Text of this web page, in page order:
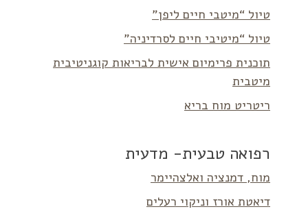
טיול “מיטבי חיים ליפן”
טיול “מיטיבי חיים לסרדיניה”
תוכנית פרימיום אישית לבריאות קוגניטיבית
מיטבית
ריטריט מוח בריא
רפואה טבעית- מדעית
מוח, דמנציה ואלצהיימר
דיאטת אורז וניקוי רעלים